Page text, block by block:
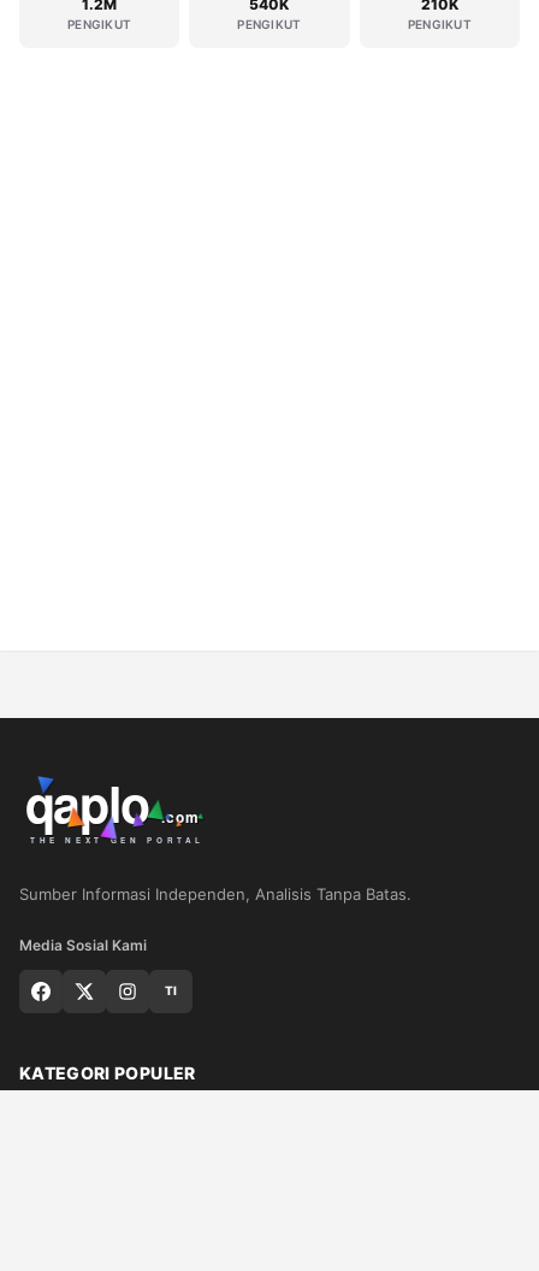
1.2M
PENGIKUT
540K
PENGIKUT
210K
PENGIKUT
Sumber Informasi Independen, Analisis Tanpa Batas.
Media Sosial Kami
TI
KATEGORI POPULER